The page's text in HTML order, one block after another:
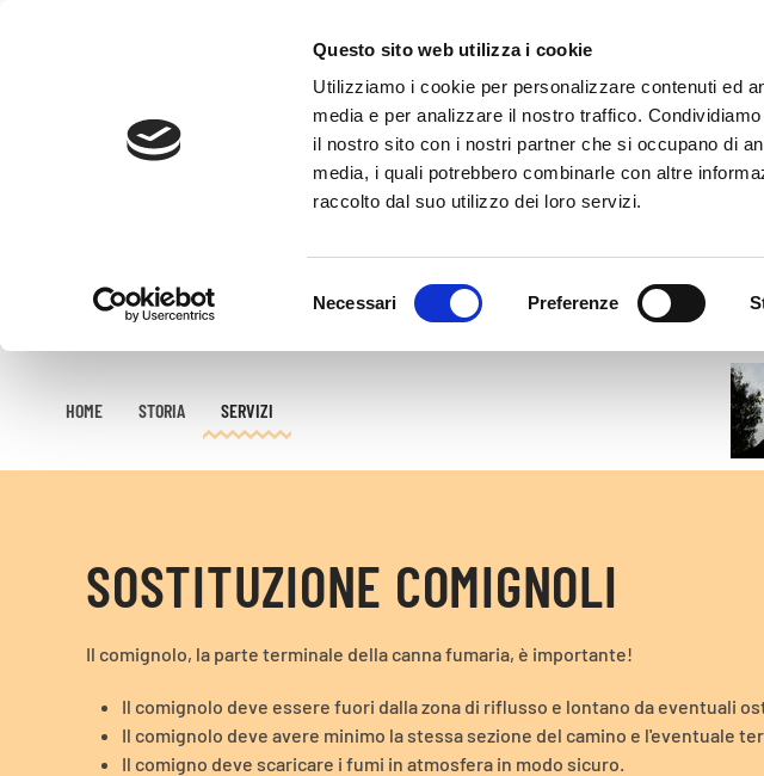
Questo sito web utilizza i cookie
Utilizziamo i cookie per personalizzare contenuti ed
media e per analizzare il nostro traffico.
il nostro sito con i nostri partner che si occupano di
media, i quali potrebbero combinarle con altre
raccolto dal suo utilizzo dei loro servizi.
Necessari Preferenze
HOME STORIA SERVIZI
SOSTITUZIONE COMIGNOLI
Il comignolo, la parte terminale della canna fumaria, è importante!
Il comignolo deve essere fuori dalla zona di riflusso e lontano da eventuali
Il comignolo deve avere minimo la stessa sezione del camino e l'eventuale
Il comigno deve scaricare i fumi in atmosfera in modo sicuro.